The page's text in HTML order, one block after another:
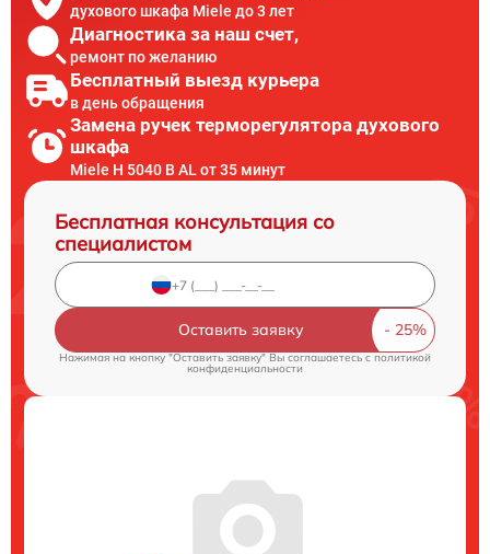
духового шкафа Miele до 3 лет
Диагностика за наш счет,
ремонт по желанию
Бесплатный выезд курьера
в день обращения
Замена ручек терморегулятора духового
шкафа
Miele H 5040 B AL от 35 минут
Бесплатная консультация со
специалистом
Оставить заявку
Нажимая на кнопку "Оставить заявку" Вы соглашаетесь cполитикой
конфиденциальности